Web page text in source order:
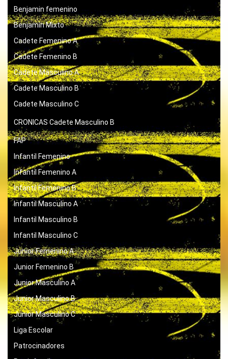
Benjamin femenino
Benjamín Mixto
Cadete Femenino A
Cadete Femenino B
Cadete Masculino A
Cadete Masculino B
Cadete Masculino C
CRONICAS Cadete Masculino B
FAP
Infantil Femenino
Infantil Femenino A
Infantil Femenino B
Infantil Masculino A
Infantil Masculino B
Infantil Masculino C
Junior Femenino A
Junior Femenino B
Junior Masculino A
Junior Masculino B
Junior Masculino C
Liga Escolar
Patrocinadores